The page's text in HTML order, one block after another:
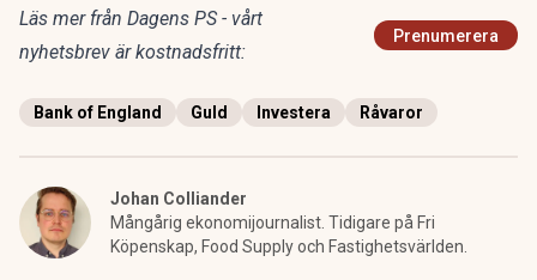
Läs mer från Dagens PS - vårt
nyhetsbrev är kostnadsfritt:
Prenumerera
Bank of England Guld Investera Råvaror
Johan Colliander
Mångårig ekonomijournalist. Tidigare på Fri
Köpenskap, Food Supply och Fastighetsvärlden.